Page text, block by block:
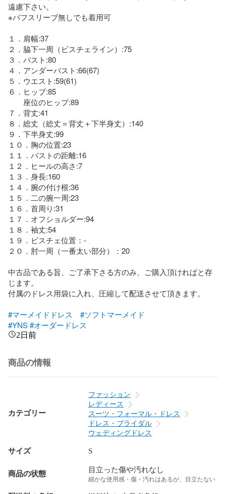
遠慮下さい。
※パフスリーブ無しでも着用可
１．肩幅:37
２．脇下一周（ビスチェライン）:75
３．バスト:80
４．アンダーバスト:66(67)
５．ウエスト:59(61)
６．ヒップ:85
座位のヒップ:89
７．背丈:41
８．総丈（総丈＝背丈＋下半身丈）:140
９．下半身丈:99
１０．胸の位置:23
１１．バストの距離:16
１２．ヒールの高さ:7
１３．身長:160
１４．腕の付け根:36
１５．二の腕一周:23
１６．首周り:31
１７．オフショルダー:94
１８．袖丈:54
１９．ビスチェ位置：-
２０．肘一周（一番太い部分）：20
中古品である旨、ご了承下さる方のみ、ご購入頂ければと存
じます。
付属のドレス用袋に入れ、圧縮して配送させて頂きます。
#マーメイドドレス
#ソフトマーメイド
#YNS#オーダードレス
2日前
商品の情報
カテゴリー
ファッション
レディース
スーツ・フォーマル・ドレス
ドレス・ブライダル
ウェディングドレス
サイズ S
商品の状態 目立った傷や汚れなし
細かな使用感・傷・汚れはあるが、目立たない